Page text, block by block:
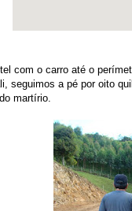
com o carro até o
seguimos a pé por oito
martírio.